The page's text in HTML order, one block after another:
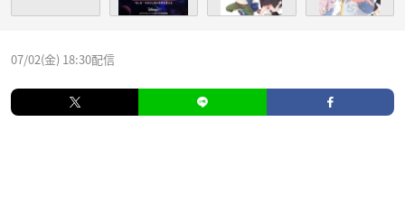
07/02(金) 18:30配信